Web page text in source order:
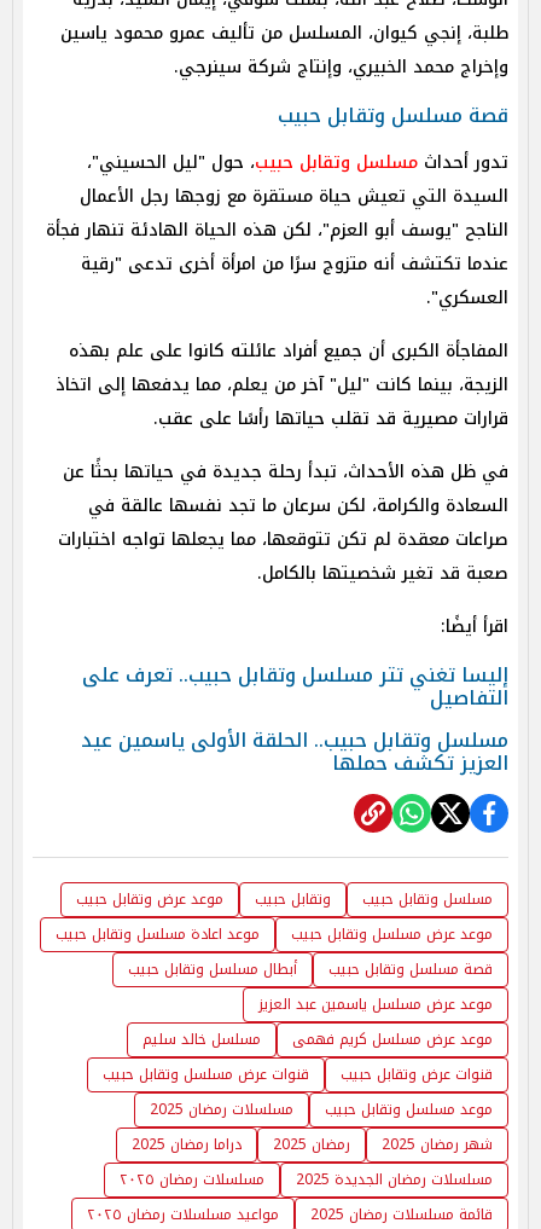
طلبة، إنجي كيوان، المسلسل من تأليف عمرو محمود ياسين
وإخراج محمد الخبيري، وإنتاج شركة سينرجي.
قصة مسلسل وتقابل حبيب
تدور أحداث مسلسل وتقابل حبيب، حول "ليل الحسيني"،
السيدة التي تعيش حياة مستقرة مع زوجها رجل الأعمال
الناجح "يوسف أبو العزم"، لكن هذه الحياة الهادئة تنهار فجأة
عندما تكتشف أنه متزوج سرًا من امرأة أخرى تدعى "رقية
العسكري".
المفاجأة الكبرى أن جميع أفراد عائلته كانوا على علم بهذه
الزيجة، بينما كانت "ليل" آخر من يعلم، مما يدفعها إلى اتخاذ
قرارات مصيرية قد تقلب حياتها رأسًا على عقب.
في ظل هذه الأحداث، تبدأ رحلة جديدة في حياتها بحثًا عن
السعادة والكرامة، لكن سرعان ما تجد نفسها عالقة في
صراعات معقدة لم تكن تتوقعها، مما يجعلها تواجه اختبارات
صعبة قد تغير شخصيتها بالكامل.
اقرأ أيضًا:
إليسا تغني تتر مسلسل وتقابل حبيب.. تعرف على
التفاصيل
مسلسل وتقابل حبيب.. الحلقة الأولى ياسمين عيد
العزيز تكشف حملها
مسلسل وتقابل حبيب وتقابل حبيب
موعد عرض وتقابل حبيب
موعد عرض مسلسل وتقابل حبيب
موعد اعادة مسلسل وتقابل حبيب
قصة مسلسل وتقابل حبيب
أبطال مسلسل وتقابل حبيب
موعد عرض مسلسل ياسمين عبد العزيز
موعد عرض مسلسل كريم فهمى
مسلسل خالد سليم
قنوات عرض وتقابل حبيب
قنوات عرض مسلسل وتقابل حبيب
موعد مسلسل وتقابل حبيب
مسلسلات رمضان 2025
شهر رمضان 2025
رمضان 2025
دراما رمضان 2025
مسلسلات رمضان الجديدة 2025
مسلسلات رمضان ٢٠٢٥
قائمة مسلسلات رمضان 2025
مواعيد مسلسلات رمضان ٢٠٢٥